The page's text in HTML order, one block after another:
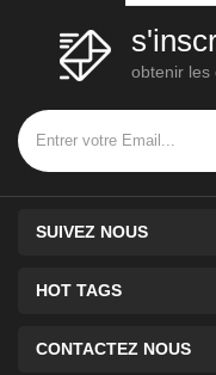
obtenir les
SUIVEZ NOUS
HOT TAGS
CONTACTEZ NOUS